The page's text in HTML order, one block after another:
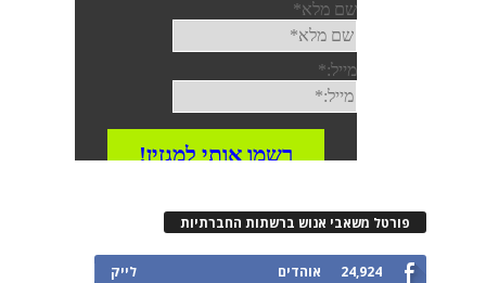
משאבי אנוש ברשתות החברתיות
אוהדים